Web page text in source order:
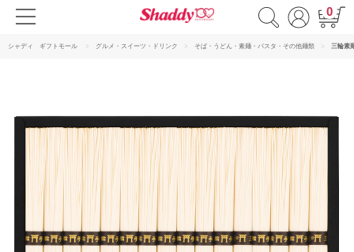
0
シャディ ギフトモール グルメ・スイーツ・ドリンク そば・うどん・素麺・パスタ・その他麺類 三輪素